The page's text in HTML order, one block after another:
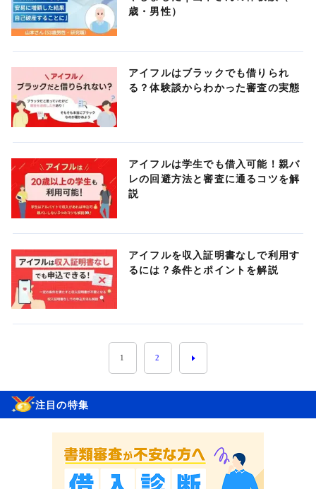
歳・男性）
アイフルはブラックでも借りられ
る？体験談からわかった審査の実態
アイフルは学生でも借入可能！親バ
レの回避方法と審査に通るコツを解
説
アイフルを収入証明書なしで利用す
るには？条件とポイントを解説
1 2
注目の特集